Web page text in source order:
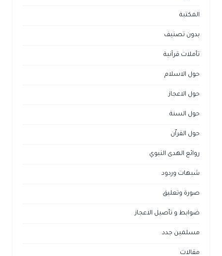
المكتبة
بدون تصنيف
تأملات قرآنية
حول الاسلام
حول الاعجاز
حول السنة
حول القراّن
روائع الهدى النبوي
شبهات وردود
صورة وتعليق
ضوابط و تأصيل الاعجاز
مسلمين جدد
مقالات